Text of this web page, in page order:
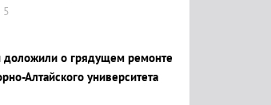
5
доложили о грядущем ремонте
Алтайского университета